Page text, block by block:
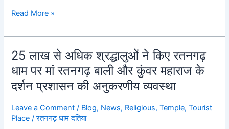
चरण-
विधि
Read More »
25 लाख से अधिक श्रद्धालुओं ने किए रतनगढ़
धाम पर मां रतनगढ़ बाली और कुंवर महाराज के
दर्शन प्रशासन की अनुकरणीय व्यवस्था
Leave a Comment / Blog, News, Religious,Temple,Tourist
Place /रतनगढ़ धाम दतिया
25
लाख
अधिक
श्रद्धालुओं
ने